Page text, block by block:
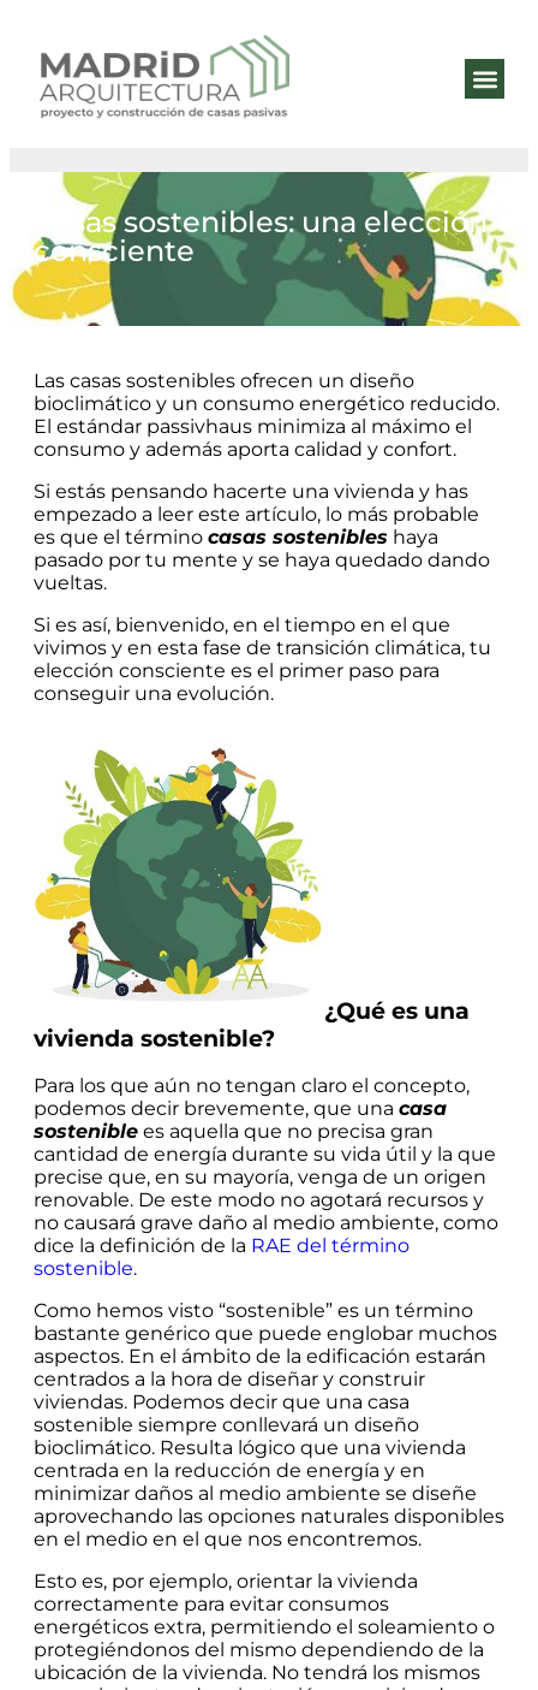
Casas sostenibles: una elección
consciente
Las casas sostenibles ofrecen un diseño
bioclimático y un consumo energético reducido.
El estándar passivhaus minimiza al máximo el
consumo y además aporta calidad y confort.
Si estás pensando hacerte una vivienda y has
empezado a leer este artículo, lo más probable
es que el término casas sostenibles haya
pasado por tu mente y se haya quedado dando
vueltas.
Si es así, bienvenido, en el tiempo en el que
vivimos y en esta fase de transición climática, tu
elección consciente es el primer paso para
conseguir una evolución.
¿Qué es una
vivienda sostenible?
Para los que aún no tengan claro el concepto,
podemos decir brevemente, que una casa
sostenible es aquella que no precisa gran
cantidad de energía durante su vida útil y la que
precise que, en su mayoría, venga de un origen
renovable. De este modo no agotará recursos y
no causará grave daño al medio ambiente, como
dice la definición de la RAE del término
sostenible.
Como hemos visto “sostenible” es un término
bastante genérico que puede englobar muchos
aspectos. En el ámbito de la edificación estarán
centrados a la hora de diseñar y construir
viviendas. Podemos decir que una casa
sostenible siempre conllevará un diseño
bioclimático. Resulta lógico que una vivienda
centrada en la reducción de energía y en
minimizar daños al medio ambiente se diseñe
aprovechando las opciones naturales disponibles
en el medio en el que nos encontremos.
Esto es, por ejemplo, orientar la vivienda
correctamente para evitar consumos
energéticos extra, permitiendo el soleamiento o
protegiéndonos del mismo dependiendo de la
ubicación de la vivienda. No tendrá los mismos